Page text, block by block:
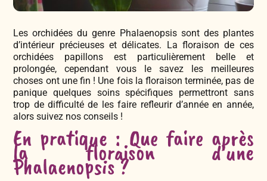
Tisanes & Infusions BIO
Faire-part à semer
Les orchidées du genre Phalaenopsis sont des plantes
d’intérieur précieuses et délicates. La floraison de ces
orchidées papillons est particulièrement belle et
prolongée, cependant vous le savez les meilleures
choses ont une fin ! Une fois la floraison terminée, pas de
panique quelques soins spécifiques permettront sans
trop de difficulté de les faire refleurir d’année en année,
alors suivez nos conseils !
En pratique : Que faire après
la floraison d’une
Phalaenopsis ?